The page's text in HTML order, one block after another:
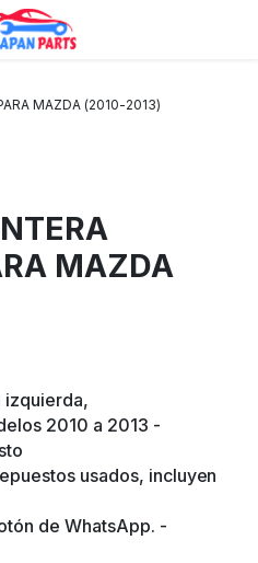
MAZDA (2010-2013)
MAZDA
izquierda,
2010 a 2013 -
usados, incluyen
de WhatsApp. -